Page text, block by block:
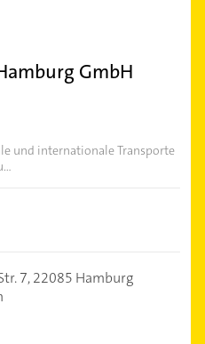
GmbH
und internationale Transporte
7,22085 Hamburg